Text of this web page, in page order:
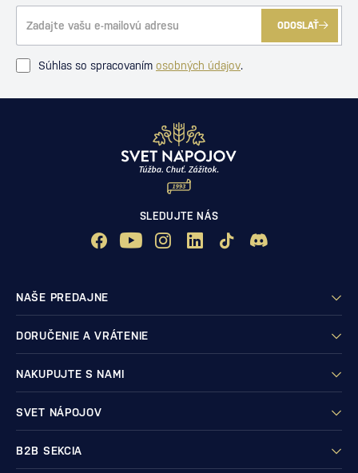
ODOSLAŤ
Súhlas so spracovaním osobných údajov.
SLEDUJTE NÁS
NAŠE PREDAJNE
DORUČENIE A VRÁTENIE
NAKUPUJTE S NAMI
SVET NÁPOJOV
B2B SEKCIA